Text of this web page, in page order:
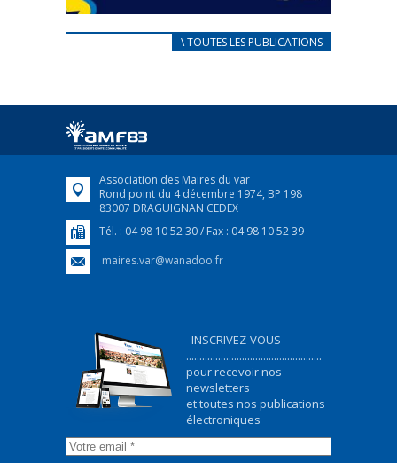
CARNET D’ACCUEIL
Afin d’accompagner au mieux les réfugiés
FEUILLETER
\ TOUTES LES PUBLICATIONS
Association des Maires du var
Rond point du 4 décembre 1974, BP 198
83007 DRAGUIGNAN CEDEX
Tél. : 04 98 10 52 30 / Fax : 04 98 10 52 39
maires.var@wanadoo.fr
INSCRIVEZ-VOUS
...................................................
pour recevoir nos
newsletters
et toutes nos publications
électroniques